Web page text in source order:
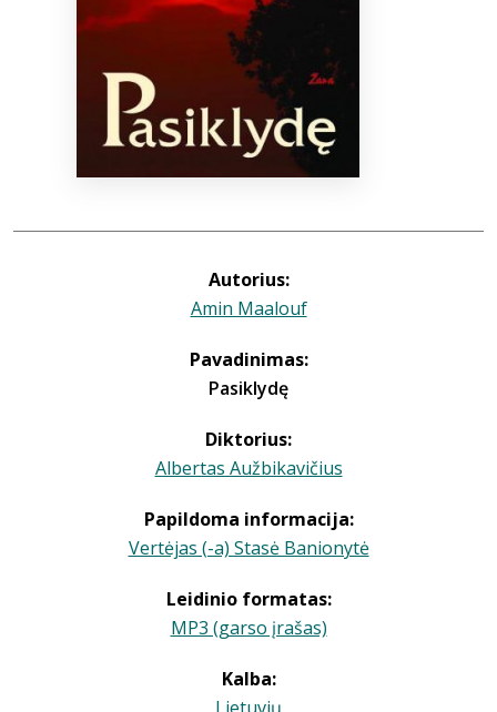
Autorius:
Amin Maalouf
Pavadinimas:
Pasiklydę
Diktorius:
Albertas Aužbikavičius
Papildoma informacija:
Vertėjas (-a) Stasė Banionytė
Leidinio formatas:
MP3 (garso įrašas)
Kalba: